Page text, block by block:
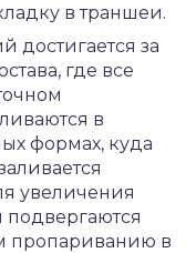
в траншеи.
достигается за
где все
в
формах, куда
увеличения
подвергаются
пропариванию в